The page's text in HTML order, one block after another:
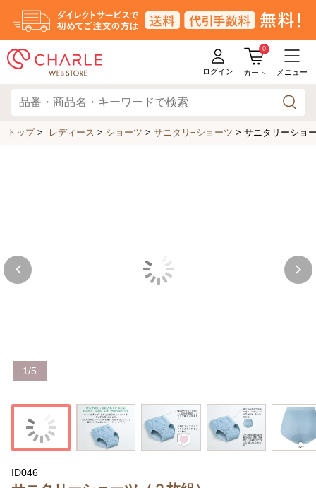
ログイン
0
カート メニュー
トップ> レディース > ショーツ > サニタリ−ショーツ > サニタリーショ
1/5
ID046